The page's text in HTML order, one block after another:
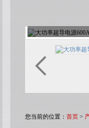
您当前的位置： 首页 >